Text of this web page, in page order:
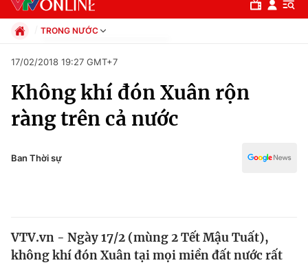
Chuyên mục
Chính trị
Y tế
TRONG NƯỚC
Xã hội
Pháp luật
Kinh tế
Thể thao
Văn hóa - Giải trí
Giáo dục
17/02/2018 19:27 GMT+7
Không khí đón Xuân rộn
ràng trên cả nước
Ban Thời sự
VTV.vn - Ngày 17/2 (mùng 2 Tết Mậu Tuất),
không khí đón Xuân tại mọi miền đất nước rất